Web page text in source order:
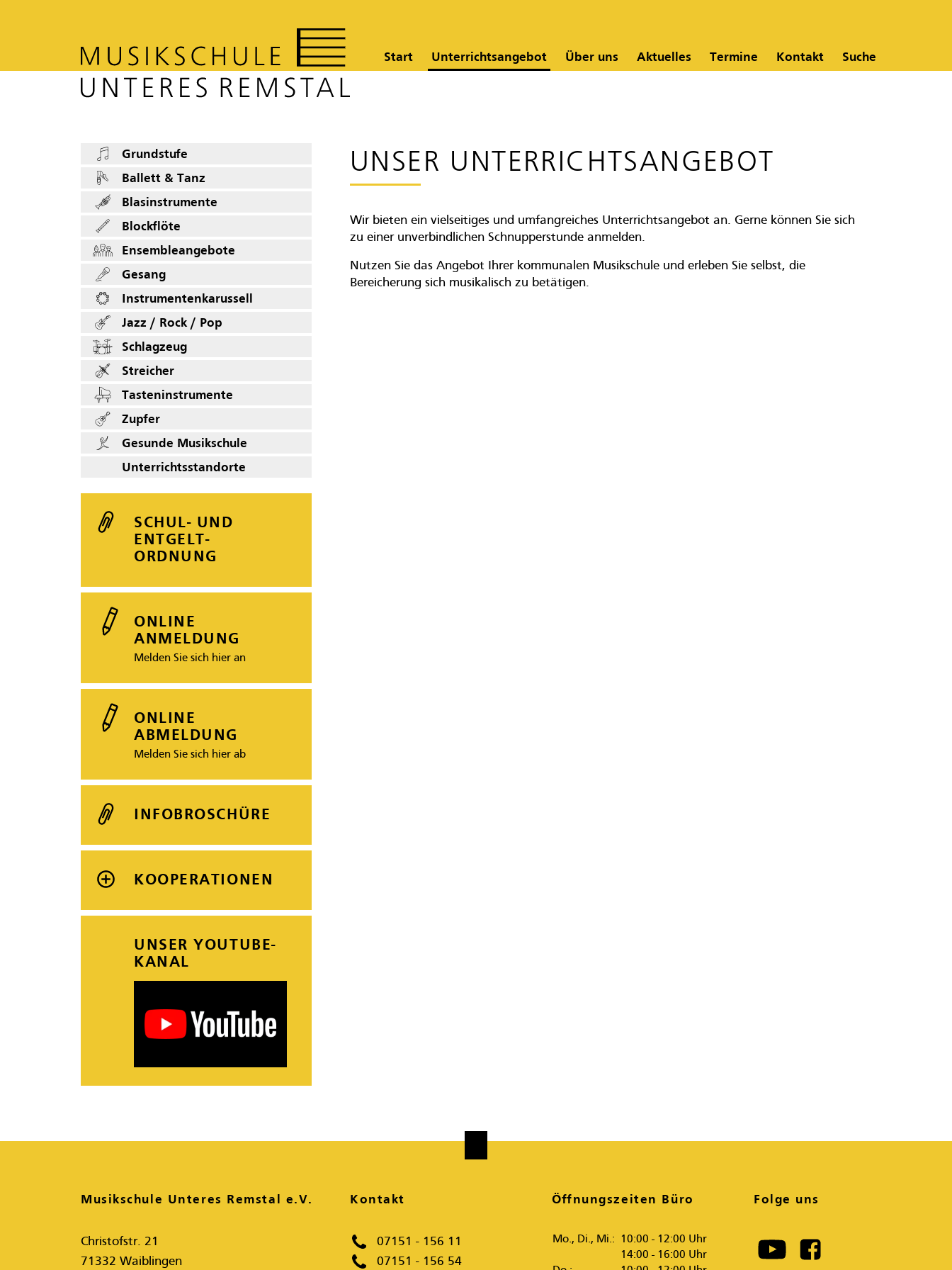
Start Unterrichtsangebot Über uns Aktuelles Termine Kontakt Suche
UNSER UNTERRICHTS­ANGEBOT
Wir bieten ein vielseitiges und umfangreiches Unterrichtsangebot an. Gerne können Sie sich
zu einer unverbindlichen Schnupperstunde anmelden.
Nutzen Sie das Angebot Ihrer kommunalen Musikschule und erleben Sie selbst, die
Bereicherung sich musikalisch zu betätigen.
Grundstufe
Ballett & Tanz
Blasinstrumente
Blockflöte
Ensembleangebote
Gesang
Instrumentenkarussell
Jazz / Rock / Pop
Schlagzeug
Streicher
Tasteninstrumente
Zupfer
Gesunde Musikschule
Unterrichtsstandorte
SCHUL- UND
ENTGELT-
ORDNUNG
ONLINE
ANMELDUNG
Melden Sie sich hier an
ONLINE
ABMELDUNG
Melden Sie sich hier ab
INFOBROSCHÜRE
KOOPERATIONEN
UNSER YOUTUBE-
KANAL
Musikschule Unteres Remstal e.V.
Christofstr. 21
71332 Waiblingen
Kontakt
07151 - 156 11
07151 - 156 54
Öffnungszeiten Büro
Mo., Di., Mi.: 10:00 - 12:00 Uhr
14:00 - 16:00 Uhr
Folge uns